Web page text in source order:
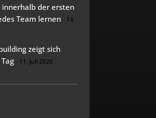
innerhalb der ersten
Team lernen
14.
zeigt sich
11. Juli 2026